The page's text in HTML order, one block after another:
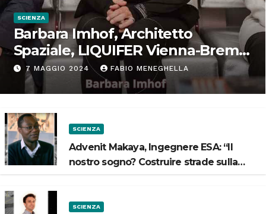
SCIENZA
Barbara Imhof, Architetto
Spaziale, LIQUIFER Vienna-Brema:
“Progettiamo habitat per lo
Spazio”
7 MAGGIO 2024 FABIO MENEGHELLA
SCIENZA
Advenit Makaya, Ingegnere ESA: “Il
nostro sogno? Costruire strade sulla
SCIENZA